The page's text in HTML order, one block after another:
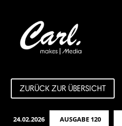
ZURÜCK ZUR ÜBERSICHT
24.02.2026 AUSGABE 120